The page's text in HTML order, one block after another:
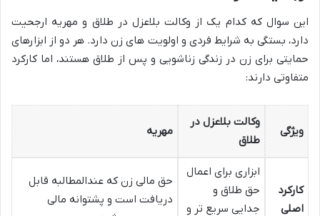
این سوال که کدام یک از وکالت بلاعزل در طلاق و مهریه ارجحیت
دارد، بستگی به شرایط فردی و اولویت های زن دارد. هر دو از ابزارهای
حمایتی برای زن در زندگی زناشویی و پس از طلاق هستند، اما کارکرد
متفاوتی دارند:
ویژگی
وکالت بلاعزل در
طلاق
مهریه
کارکرد
اصلی
ابزاری برای اعمال
حق طلاق و
جدایی سریع تر و
حق مالی زن که عندالمطالبه قابل
دریافت است و پشتوانه مالی